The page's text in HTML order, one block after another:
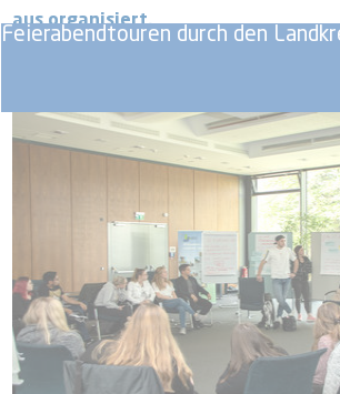
Feierabendtouren durch den
aus organisiert.